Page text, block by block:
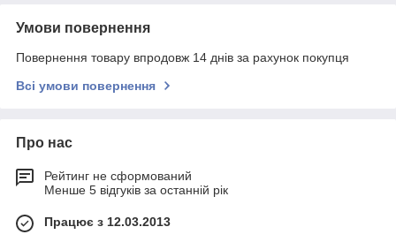
Умови повернення
Повернення товару впродовж 14 днів за рахунок покупця
Всі умови повернення
Про нас
Рейтинг не сформований
Менше 5 відгуків за останній рік
Працює з 12.03.2013